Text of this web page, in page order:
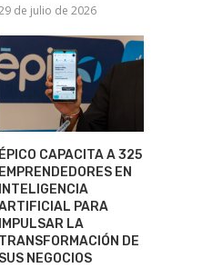
EE.UU. envía primer vuelo
de julio de 2026
ÉPICO CAPACITA A 325
EMPRENDEDORES EN
INTELIGENCIA
PARA
IMPULSAR LA
TRANSFORMACIÓN DE
SUS NEGOCIOS